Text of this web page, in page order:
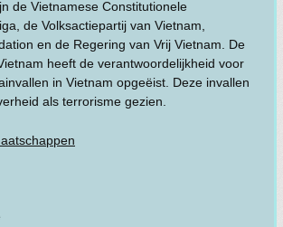
de Vietnamese Constitutionele
de Volksactiepartij van Vietnam,
en de Regering van Vrij Vietnam. De
heeft de verantwoordelijkheid voor
in Vietnam opgeëist. Deze invallen
als terrorisme gezien.